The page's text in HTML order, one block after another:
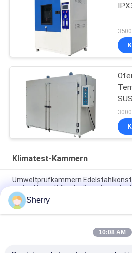
Klimatest-Kammern
Umweltprüfkammern
realen Umwelt für die
Klimatisierte Prüfkammern
Anpassbar Verfügbar
Umweltprüfkammern Großer
Sherry
10:08 AM